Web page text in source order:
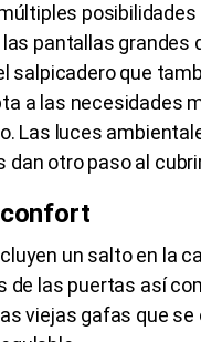
pantallas
salpicadero que
a las necesidades
Las luces
otro paso al
confort
un salto en la
de las puertas así
viejas gafas que